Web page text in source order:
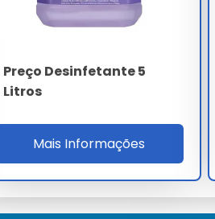
5 Litros
conveniência.
Desinfetante 5
Preço Desinfetante 5
Litros
Mais Informações